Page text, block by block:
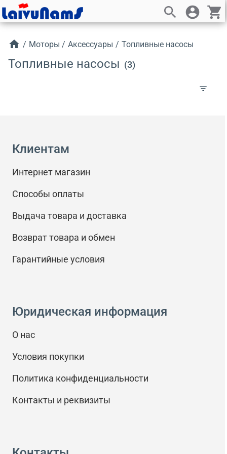
search account_circle shopping_cart
home / Моторы / Аксессуары / Топливные насосы
Топливные насосы (3)
filter_list
Клиентам
Интернет магазин
Способы оплаты
Выдача товара и доставка
Возврат товара и обмен
Гарантийные условия
Юридическая информация
О нас
Условия покупки
Политика конфиденциальности
Контакты и реквизиты